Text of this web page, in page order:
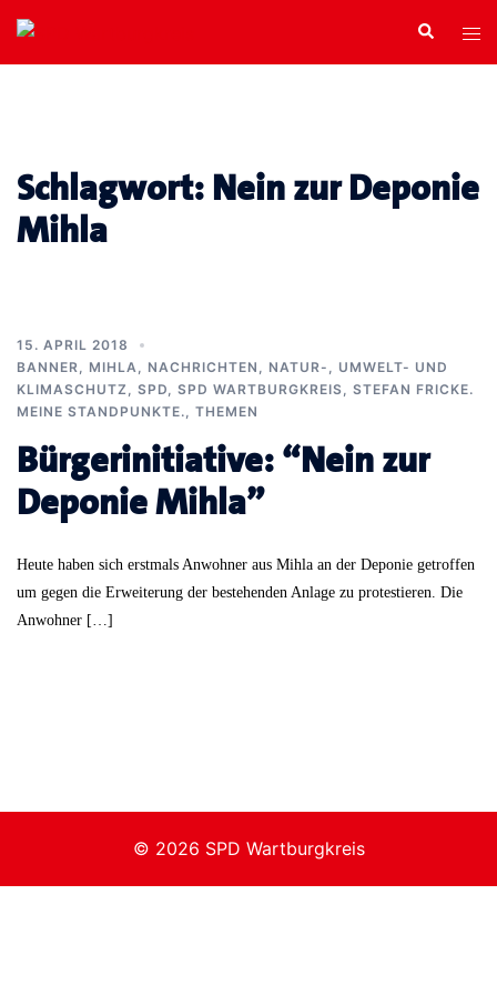
Zum
Inhalt
springen
Search
Schlagwort: Nein zur Deponie
Mihla
15. APRIL 2018
BANNER
MIHLA NACHRICHTEN
NATUR-, UMWELT- UND
KLIMASCHUTZ
SPD SPD WARTBURGKREIS
STEFAN FRICKE.
MEINE STANDPUNKTE.
THEMEN
Bürgerinitiative: “Nein zur
Deponie Mihla”
Heute haben sich erstmals Anwohner aus Mihla an der Deponie getroffen
um gegen die Erweiterung der bestehenden Anlage zu protestieren. Die
Anwohner […]
© 2026 SPD Wartburgkreis